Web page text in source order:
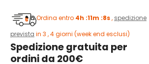
Ordina entro 4h :11m :8s, spedizione
prevista in 3 , 4 giorni (week end esclusi)
Spedizione gratuita per
ordini da 200€